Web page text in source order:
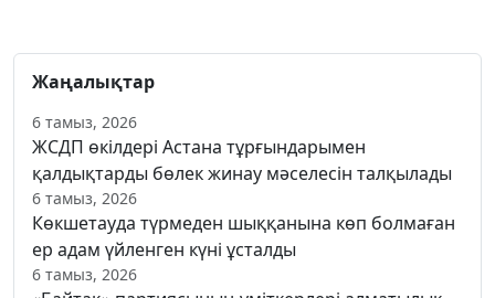
Жаңалықтар
6 тамыз, 2026
ЖСДП өкілдері Астана тұрғындарымен
қалдықтарды бөлек жинау мәселесін талқылады
6 тамыз, 2026
Көкшетауда түрмеден шыққанына көп болмаған
ер адам үйленген күні ұсталды
6 тамыз, 2026